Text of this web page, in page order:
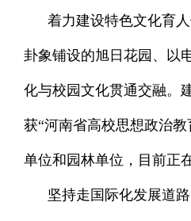
着力建设特色文化育人
卦象铺设的旭日花园、以
化与校园文化贯通交融。
获“河南省高校思想政治
单位和园林单位，目前正
坚持走国际化发展道路